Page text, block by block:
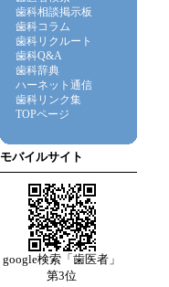
歯科相談掲示板
歯科コラム
歯科リクルート
歯科Q&A
歯科辞典
ハーネット通信
歯科リンク集
TOPページ
モバイルサイト
google検索「歯医者」
第3位